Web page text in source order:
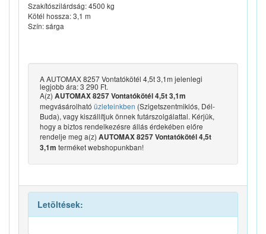
Szakítószilárdság: 4500 kg
Kötél hossza: 3,1 m
Szín: sárga
A AUTOMAX 8257 Vontatókötél 4,5t 3,1m jelenlegi
legjobb ára: 3 290 Ft.
A(z) AUTOMAX 8257 Vontatókötél 4,5t 3,1m
megvásárolható üzleteinkben (Szigetszentmiklós, Dél-
Buda), vagy kiszállítjuk önnek futárszolgálattal. Kérjük,
hogy a biztos rendelkezésre állás érdekében előre
rendelje meg a(z) AUTOMAX 8257 Vontatókötél 4,5t
3,1m terméket webshopunkban!
Letöltések: